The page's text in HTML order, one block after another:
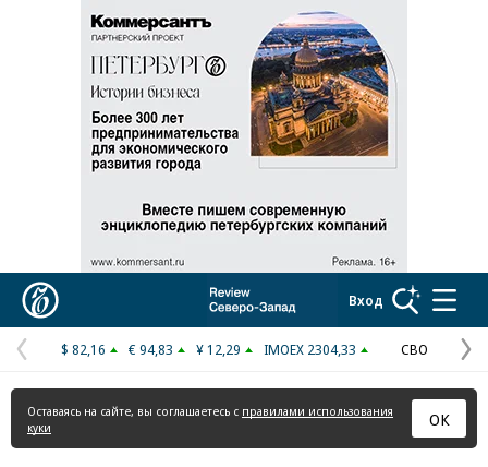
Реклама в «Ъ» www.kommersant.ru/ad
Вход
Предыдущая
страница
$ 82,16 € 94,83 ¥ 12,29 IMOEX 2304,33 СВО
Оставаясь на сайте, вы соглашаетесь с правилами использования
куки
ОК